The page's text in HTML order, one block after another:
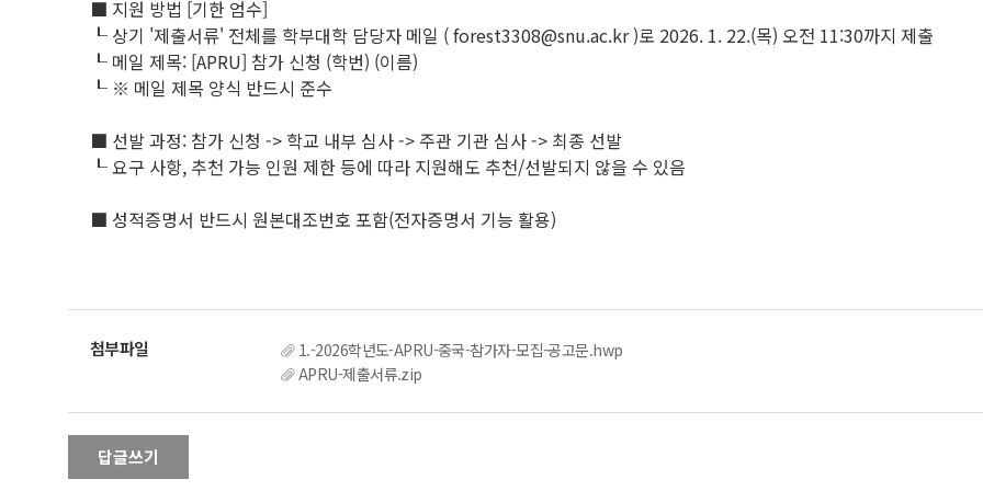
■ 지원 방법 [기한 엄수]
┖ 상기 '제출서류' 전체를 학부대학 담당자 메일 ( forest3308@snu.ac.kr )로 2026. 1. 22.(목) 오전 11:30까지 제출
┖ 메일 제목: [APRU] 참가 신청 (학번) (이름)
┖ ※ 메일 제목 양식 반드시 준수
■ 선발 과정: 참가 신청 -> 학교 내부 심사 -> 주관 기관 심사 -> 최종 선발
┖ 요구 사항, 추천 가능 인원 제한 등에 따라 지원해도 추천/선발되지 않을 수 있음
■ 성적증명서 반드시 원본대조번호 포함(전자증명서 기능 활용)
1.-2026학년도-APRU-중국-참가자-모집-공고문.hwp
APRU-제출서류.zip
답글쓰기